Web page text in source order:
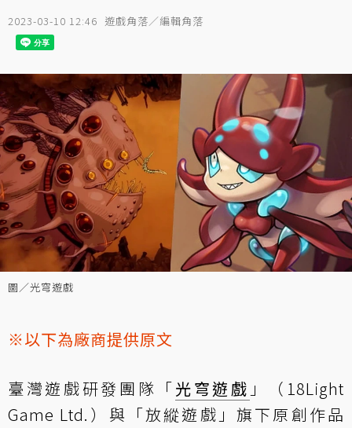
2023-03-10 12:46 遊戲角落／編輯角落
圖／光穹遊戲
※以下為廠商提供原文
臺灣遊戲研發團隊「光穹遊戲 」（18Light
Game Ltd.）與「放縱遊戲」旗下原創作品